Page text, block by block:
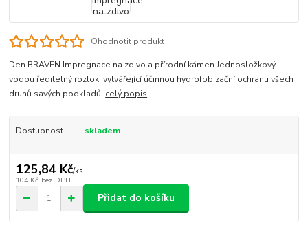
Ohodnotit produkt
Den BRAVEN Impregnace na zdivo a přírodní kámen Jednosložkový
vodou ředitelný roztok, vytvářející účinnou hydrofobizační ochranu všech
druhů savých podkladů. celý popis
Dostupnost skladem
125,84 Kč/ks
104 Kč bez DPH
Přidat do košíku